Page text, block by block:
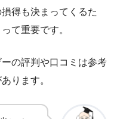
得も決まってくるた
て重要です。
の評判や口コミは参考
ります。